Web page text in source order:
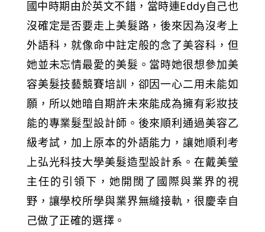
國中時期由於英文不錯，當時連Eddy自己也
沒確定是否要走上美髮路，後來因為沒考上
外語科，就像命中註定般的念了美容科，但
她並未忘情最愛的美髮。當時她很想參加美
容美髮技藝競賽培訓，卻因一心二用未能如
願，所以她暗自期許未來能成為擁有彩妝技
能的專業髮型設計師。後來順利通過美容乙
級考試，加上原本的外語能力，讓她順利考
上弘光科技大學美髮造型設計系。在戴美瑩
主任的引領下，她開闊了國際與業界的視
野，讓學校所學與業界無縫接軌，很慶幸自
己做了正確的選擇。